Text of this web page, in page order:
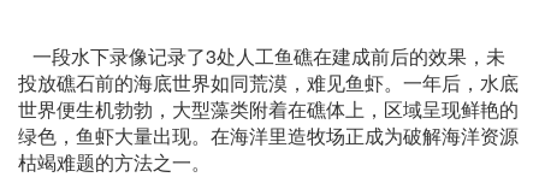
一段水下录像记录了3处人工鱼礁在建成前后的效果，未
投放礁石前的海底世界如同荒漠，难见鱼虾。一年后，水底
世界便生机勃勃，大型藻类附着在礁体上，区域呈现鲜艳的
绿色，鱼虾大量出现。在海洋里造牧场正成为破解海洋资源
枯竭难题的方法之一。